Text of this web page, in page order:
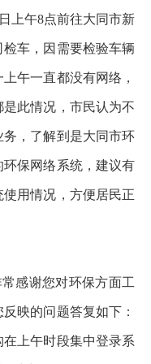
上午8点前往大同市新
车，因需要检验车辆
午一直都没有网络，
此情况，市民认为不
，了解到是大同市环
保网络系统，建议有
用情况，方便居民正
感谢您对环保方面工
映的问题答复如下：
上午时段集中登录系